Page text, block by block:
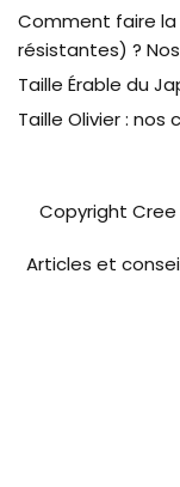
Comment faire
résistantes) ?
Taille Érable du
Taille Olivier :
Copyright
Articles et